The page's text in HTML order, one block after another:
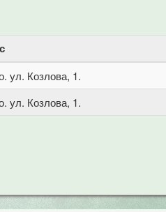
ул. Козлова, 1.
ул. Козлова, 1.